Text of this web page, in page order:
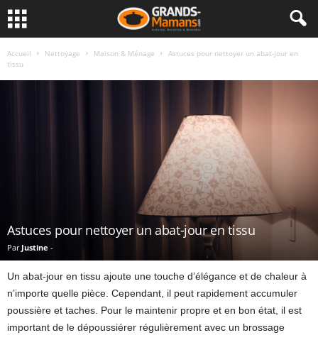
Accueil Nettoyage Maison & Ménage
Astuces pour nettoyer un abat-jour en
tissu
Astuces pour nettoyer un abat-jour en tissu
Par Justine -
Un abat-jour en tissu ajoute une touche d’élégance et de chaleur à
n’importe quelle pièce. Cependant, il peut rapidement accumuler
poussière et taches. Pour le maintenir propre et en bon état, il est
important de le dépoussiérer régulièrement avec un brossage